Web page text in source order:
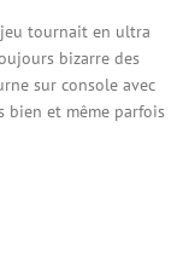
tournait en ultra
bizarre des
sur console avec
et même parfois